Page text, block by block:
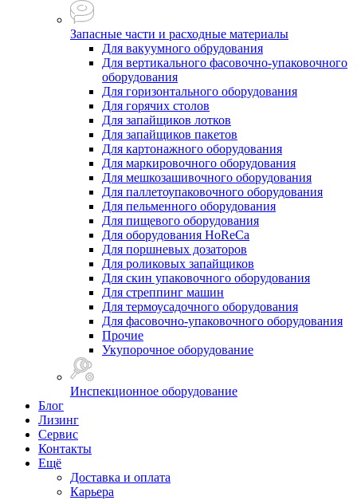
Запасные части и расходные материалы
Для вакуумного обрудования
Для вертикального фасовочно-упаковочного
оборудования
Для горизонтального оборудования
Для горячих столов
Для запайщиков лотков
Для запайщиков пакетов
Для картонажного оборудования
Для маркировочного оборудования
Для мешкозашивочного оборудования
Для паллетоупаковочного оборудования
Для пельменного оборудования
Для пищевого оборудования
Для оборудования HoReCa
Для поршневых дозаторов
Для роликовых запайщиков
Для скин упаковочного оборудования
Для стреппинг машин
Для термоусадочного оборудования
Для фасовочно-упаковочного оборудования
Прочие
Укупорочное оборудование
Инспекционное оборудование
Блог
Лизинг
Сервис
Контакты
Ещё
Доставка и оплата
Карьера